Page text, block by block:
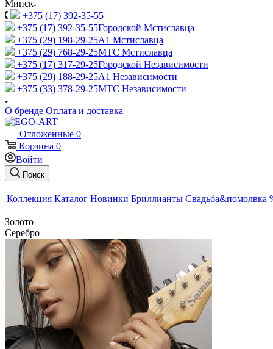
Минск
+375 (17) 392-35-55
+375 (17) 392-35-55Городской Мстиславца
+375 (29) 198-29-25A1 Мстиславца
+375 (29) 768-29-25МТС Мстиславца
+375 (17) 317-29-25Городской Независимости
+375 (29) 188-29-25A1 Независимости
+375 (33) 378-29-25МТС Независимости
О бренде Оплата и доставка
Отложенные 0
Корзина 0
Войти
Поиск
Коллекция Каталог Новинки Бриллианты Свадьба&помолвка
Золото
Серебро